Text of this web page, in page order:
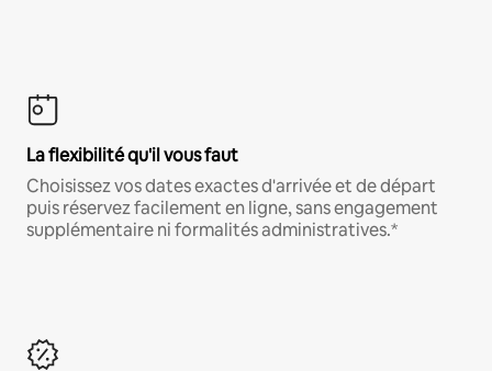
La flexibilité qu'il vous faut
Choisissez vos dates exactes d'arrivée et de départ
puis réservez facilement en ligne, sans engagement
supplémentaire ni formalités administratives.*